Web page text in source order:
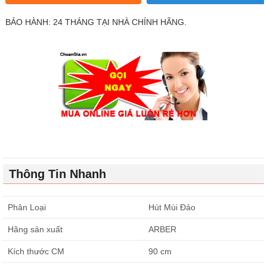
BẢO HÀNH: 24 THÁNG TẠI NHÀ CHÍNH HÃNG.
Thông Tin Nhanh
Phân Loại Hút Mùi Đảo
Hãng sản xuất ARBER
Kích thước CM 90 cm